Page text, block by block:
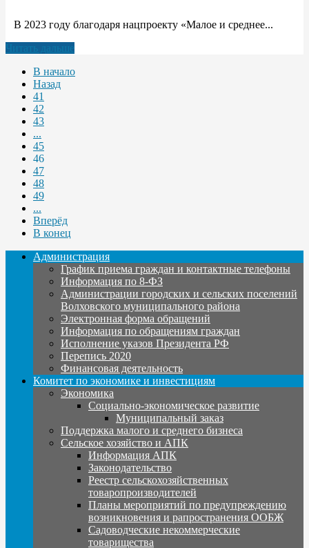
В 2023 году благодаря нацпроекту «Малое и среднее...
Читать дальше
В начало
Назад
41
42
43
...
45
46
47
48
49
...
Вперёд
В конец
Администрация
График приема граждан и контактные телефоны
Информация по 8-ФЗ
Администрации городских и сельских поселений
Волховского муниципального района
Электронная форма обращений
Информация по обращениям граждан
Исполнение указов Президента РФ
Перепись 2020
Финансовая деятельность
Комитет по экономике и инвестициям
Экономика
Социально-экономическое развитие
Муниципальный заказ
Поддержка малого и среднего бизнеса
Сельское хозяйство и АПК
Информация АПК
Законодательство
Реестр сельскохозяйственных
товаропроизводителей
Планы мероприятий по предупреждению
возникновения и рапространения ООБЖ
Садоводческие некоммерческие
товарищества